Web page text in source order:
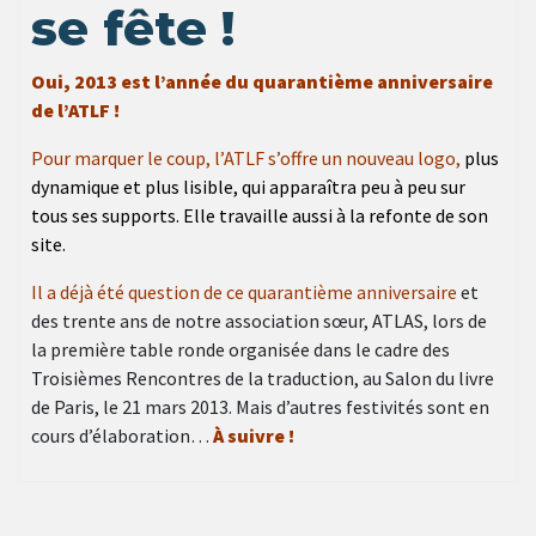
se fête !
Oui, 2013 est l’année du quarantième anniversaire
de l’ATLF !
Pour marquer le coup, l’ATLF s’offre un nouveau logo, plus
dynamique et plus lisible, qui apparaîtra peu à peu sur
tous ses supports. Elle travaille aussi à la refonte de son
site.
Il a déjà été question de ce quarantième anniversaire et
des trente ans de notre association sœur, ATLAS, lors de
la première table ronde organisée dans le cadre des
Troisièmes Rencontres de la traduction, au Salon du livre
de Paris, le 21 mars 2013. Mais d’autres festivités sont en
cours d’élaboration… À suivre !